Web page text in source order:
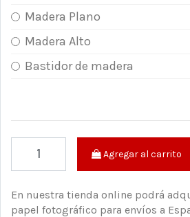
Madera Plano
Madera Alto
Bastidor de madera
Agregar al carrito
En nuestra tienda online podrá
papel fotográfico para envíos a